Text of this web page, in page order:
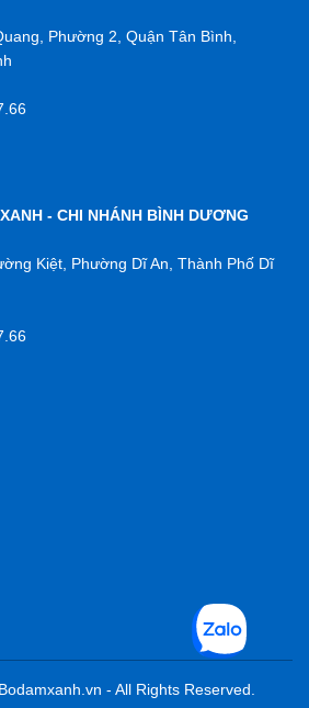
Phường 2, Quận Tân Bình,
- CHI NHÁNH BÌNH DƯƠNG
Kiệt, Phường Dĩ An, Thành Phố Dĩ
- All Rights Reserved.